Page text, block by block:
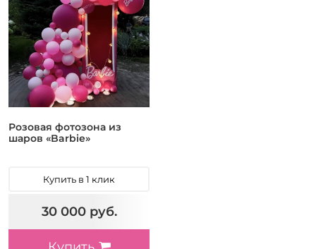
Розовая фотозона из
шаров «Barbie»
Купить в 1 клик
30 000 руб.